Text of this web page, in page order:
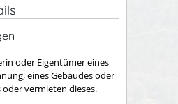
oder Eigentümer eines
eines Gebäudes oder
vermieten dieses.